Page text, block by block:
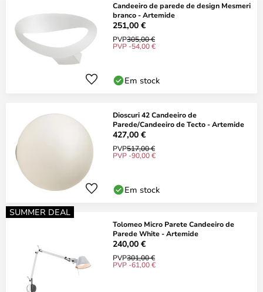
Candeeiro de parede de design Mesmeri
branco - Artemide
251,00 €
PVP305,00 €
PVP -54,00 €
Em stock
Dioscuri 42 Candeeiro de
Parede/Candeeiro de Tecto - Artemide
427,00 €
PVP517,00 €
PVP -90,00 €
Em stock
SUMMER DEAL
Tolomeo Micro Parete Candeeiro de
Parede White - Artemide
240,00 €
PVP301,00 €
PVP -61,00 €